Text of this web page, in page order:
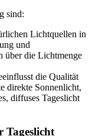
sind:
Lichtquellen in
und
über die Lichtmenge
die Qualität
direkte Sonnenlicht,
diffuses Tageslicht
Tageslicht